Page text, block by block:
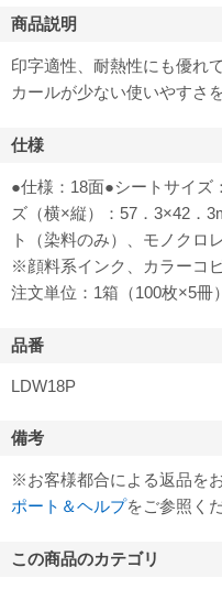
商品説明
印字適性、耐熱性にも優れ
カールが少ない使いやすさ
仕様
●仕様：18面●シートサイズ
ズ（横×縦）：57．3×42．
ト（染料のみ）、モノクロ
※顔料系インク、カラーコ
注文単位：1箱（100枚×5
品番
LDW18P
備考
※お客様都合による返品を
ポート＆ヘルプをご参照く
この商品のカテゴリ